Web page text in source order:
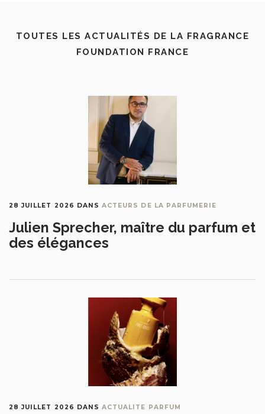
TOUTES LES ACTUALITÉS DE LA FRAGRANCE
FOUNDATION FRANCE
28 JUILLET 2026 DANSACTEURS DE LA PARFUMERIE
Julien Sprecher, maître du parfum et
des élégances
28 JUILLET 2026 DANSACTUALITE PARFUM